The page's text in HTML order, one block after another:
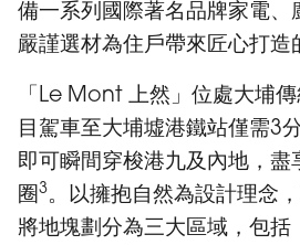
備一系列國際著名品牌家電、
嚴謹選材為住戶帶來匠心打造
「Le Mont 上然」位處大埔
目駕車至大埔墟港鐵站僅需3
即可瞬間穿梭港九及內地，盡
圈3。以擁抱自然為設計理念
將地塊劃分為三大區域，包